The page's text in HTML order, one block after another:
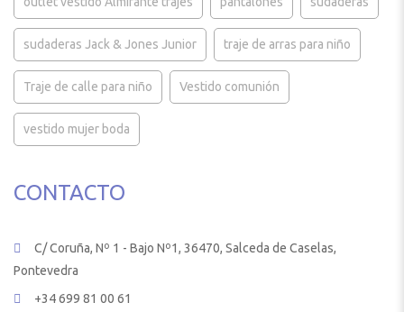
sudaderas Jack & Jones Junior traje de arras para niño
Traje de calle para niño Vestido comunión
vestido mujer boda
CONTACTO
C/ Coruña, Nº 1 - Bajo Nº1, 36470, Salceda de Caselas,
Pontevedra
+34 699 81 00 61